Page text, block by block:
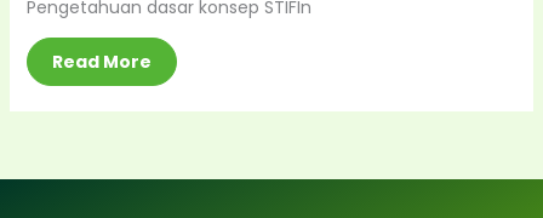
Pengetahuan dasar konsep STIFIn
Read More